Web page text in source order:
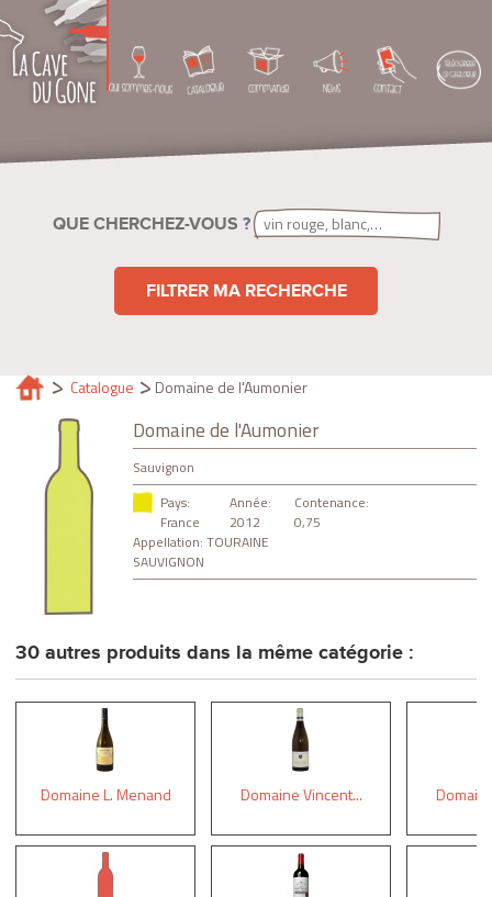
QUE CHERCHEZ-VOUS ?
FILTRER MA RECHERCHE
Catalogue Domaine de l'Aumonier
Domaine de l'Aumonier
Sauvignon
Pays:
France
Année:
2012
Contenance:
0,75
Appellation: TOURAINE
SAUVIGNON
30 autres produits dans la même catégorie :
Domaine L. Menand Domaine Vincent...